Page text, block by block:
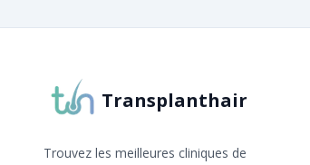
Transplanthair
Trouvez les meilleures cliniques de